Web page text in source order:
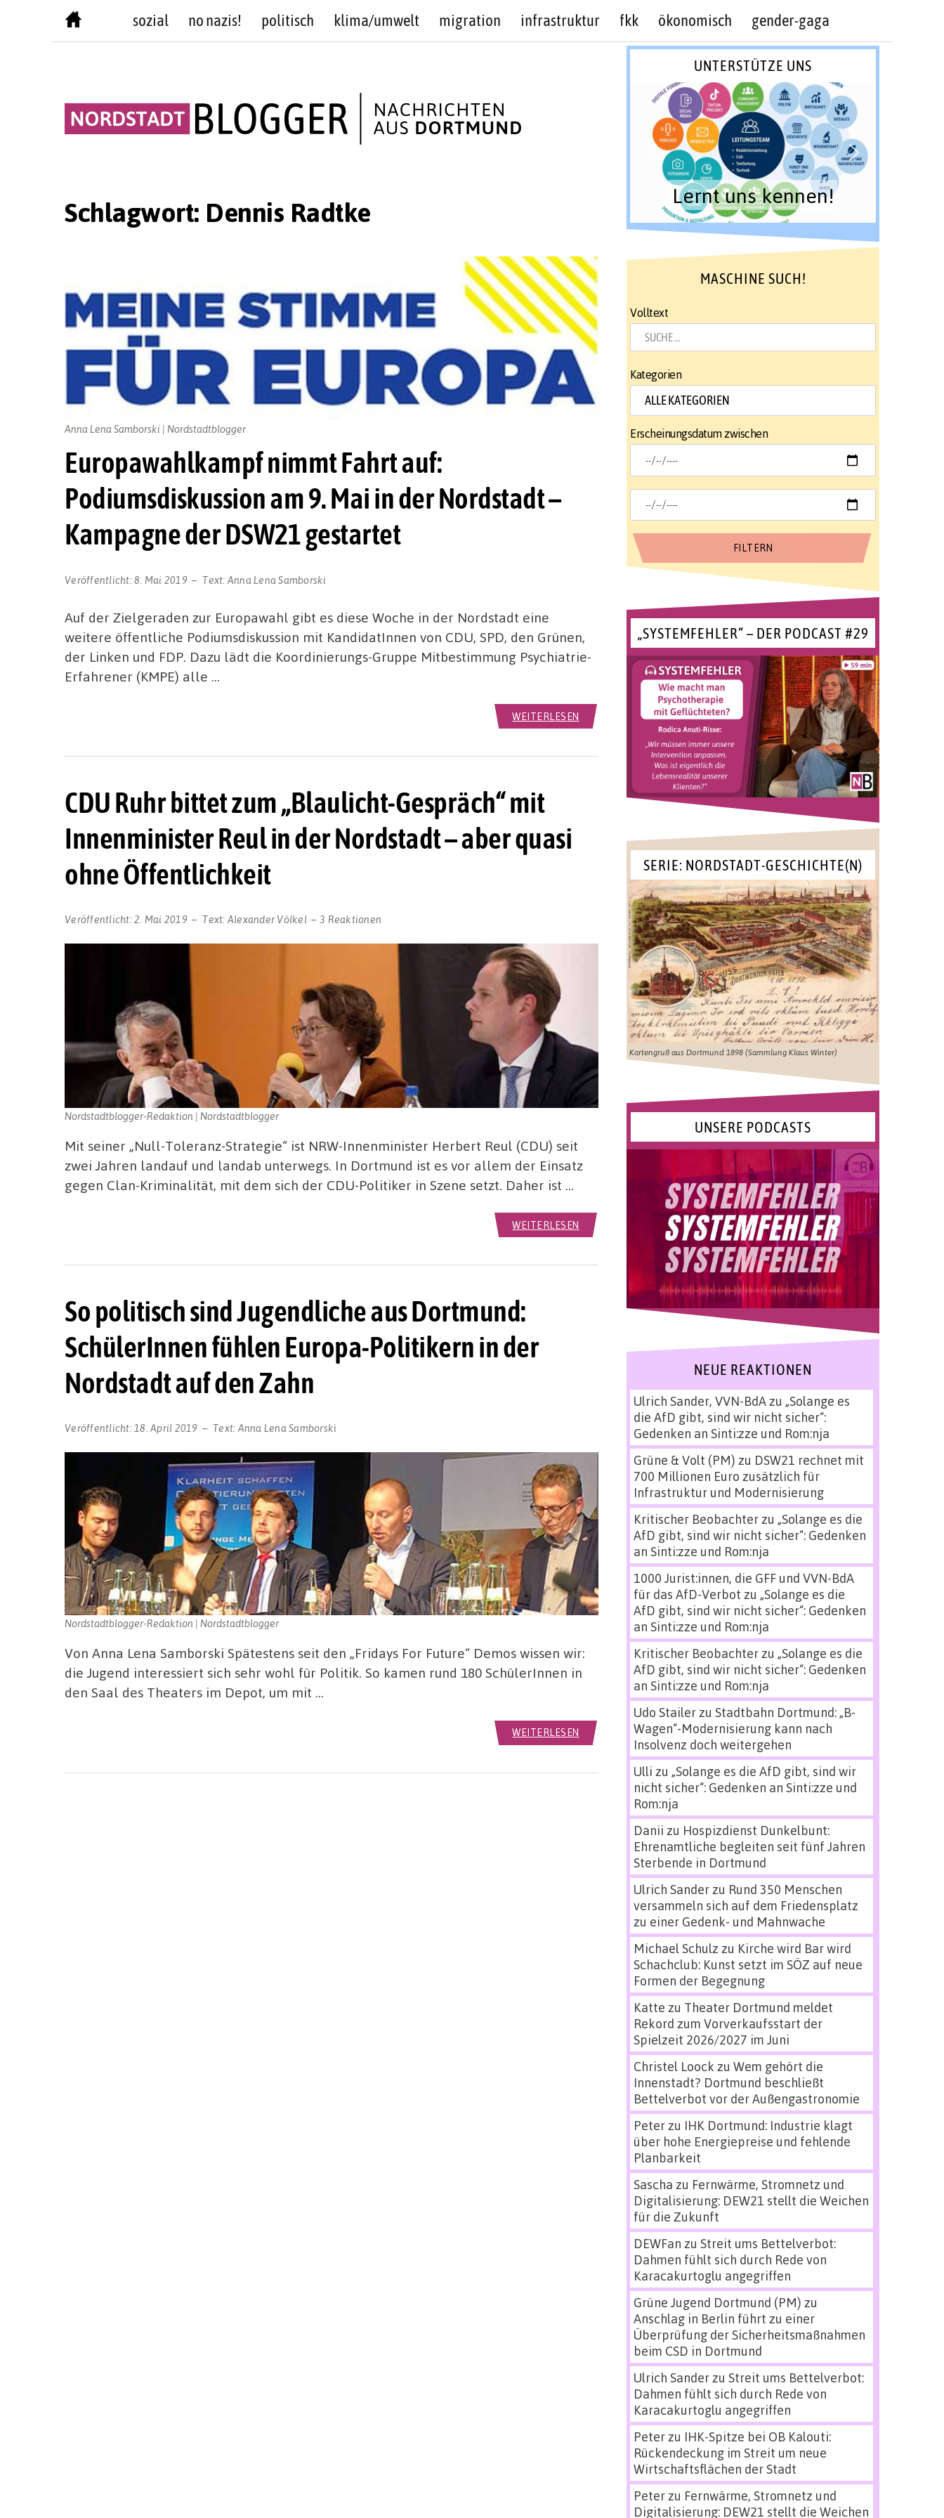
sozial no nazis! politisch klima/umwelt migration infrastruktur fkk ökonomisch gender-gaga
Schlagwort: Dennis Radtke
Europawahlkampf nimmt Fahrt auf:
Podiumsdiskussion am 9. Mai in der Nordstadt –
Kampagne der DSW21 gestartet
Veröffentlicht:8. Mai 2019 Text: Anna Lena Samborski
Anna Lena Samborski | Nordstadtblogger
Auf der Zielgeraden zur Europawahl gibt es diese Woche in der Nordstadt eine
weitere öffentliche Podiumsdiskussion mit KandidatInnen von CDU, SPD, den Grünen,
der Linken und FDP. Dazu lädt die Koordinierungs-Gruppe Mitbestimmung Psychiatrie-
Erfahrener (KMPE) alle …
WEITERLESEN
CDU Ruhr bittet zum „Blaulicht-Gespräch“ mit
Innenminister Reul in der Nordstadt – aber quasi
ohne Öffentlichkeit
Veröffentlicht:2. Mai 2019 Text: Alexander Völkel 3 Reaktionen
Nordstadtblogger-Redaktion | Nordstadtblogger
Mit seiner „Null-Toleranz-Strategie“ ist NRW-Innenminister Herbert Reul (CDU) seit
zwei Jahren landauf und landab unterwegs. In Dortmund ist es vor allem der Einsatz
gegen Clan-Kriminalität, mit dem sich der CDU-Politiker in Szene setzt. Daher ist …
WEITERLESEN
So politisch sind Jugendliche aus Dortmund:
SchülerInnen fühlen Europa-Politikern in der
Nordstadt auf den Zahn
Veröffentlicht: 18. April 2019 Text: Anna Lena Samborski
Nordstadtblogger-Redaktion | Nordstadtblogger
Von Anna Lena Samborski Spätestens seit den „Fridays For Future“ Demos wissen wir:
die Jugend interessiert sich sehr wohl für Politik. So kamen rund 180 SchülerInnen in
den Saal des Theaters im Depot, um mit …
WEITERLESEN
UNTERSTÜTZE UNS
Lernt uns kennen!
MASCHINE SUCH!
Volltext
Kategorien
Erscheinungsdatum zwischen
„SYSTEMFEHLER“ – DER PODCAST #29
SERIE: NORDSTADT-GESCHICHTE(N)
Kartengruß aus Dortmund 1898 (Sammlung Klaus Winter)
UNSERE PODCASTS
NEUE REAKTIONEN
Ulrich Sander, VVN-BdAzu „Solange es
die AfD gibt, sind wir nicht sicher“:
Gedenken an Sinti:zze und Rom:nja
Grüne & Volt (PM) zu DSW21 rechnet mit
700 Millionen Euro zusätzlich für
Infrastruktur und Modernisierung
Kritischer Beobachterzu „Solange es die
AfD gibt, sind wir nicht sicher“: Gedenken
an Sinti:zze und Rom:nja
1000 Jurist:innen, die GFF und VVN-BdA
für das AfD-Verbot zu „Solange es die
AfD gibt, sind wir nicht sicher“: Gedenken
an Sinti:zze und Rom:nja
Kritischer Beobachterzu „Solange es die
AfD gibt, sind wir nicht sicher“: Gedenken
an Sinti:zze und Rom:nja
Udo Stailerzu Stadtbahn Dortmund: „B-
Wagen“-Modernisierung kann nach
Insolvenz doch weitergehen
Ulli zu „Solange es die AfD gibt, sind wir
nicht sicher“: Gedenken an Sinti:zze und
Rom:nja
Danii zu Hospizdienst Dunkelbunt:
Ehrenamtliche begleiten seit fünf Jahren
Sterbende in Dortmund
Ulrich Sanderzu Rund 350 Menschen
versammeln sich auf dem Friedensplatz
zu einer Gedenk- und Mahnwache
Michael Schulz zu Kirche wird Bar wird
Schachclub: Kunst setzt im SÖZ auf neue
Formen der Begegnung
Katte zu Theater Dortmund meldet
Rekord zum Vorverkaufsstart der
Spielzeit 2026/2027 im Juni
Christel Loock zu Wem gehört die
Innenstadt? Dortmund beschließt
Bettelverbot vor der Außengastronomie
Peterzu IHK Dortmund: Industrie klagt
über hohe Energiepreise und fehlende
Planbarkeit
Sascha zu Fernwärme, Stromnetz und
Digitalisierung: DEW21 stellt die Weichen
für die Zukunft
DEWFan zu Streit ums Bettelverbot:
Dahmen fühlt sich durch Rede von
Karacakurtoglu angegriffen
Grüne Jugend Dortmund (PM) zu
Anschlag in Berlin führt zu einer
Überprüfung der Sicherheitsmaßnahmen
beim CSD in Dortmund
Ulrich Sanderzu Streit ums Bettelverbot:
Dahmen fühlt sich durch Rede von
Karacakurtoglu angegriffen
Peterzu IHK-Spitze bei OB Kalouti:
Rückendeckung im Streit um neue
Wirtschaftsflächen der Stadt
Peterzu Fernwärme, Stromnetz und
Digitalisierung: DEW21 stellt die Weichen